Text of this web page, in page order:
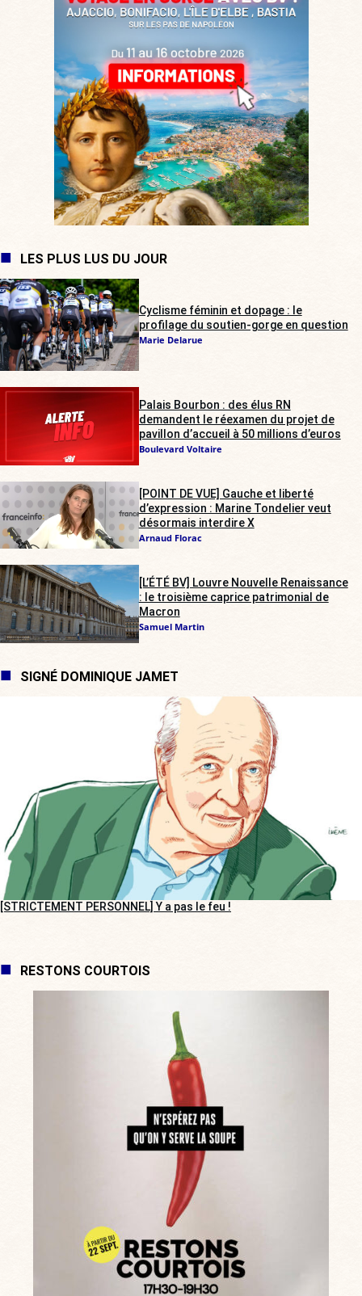
LES PLUS LUS DU JOUR
Cyclisme féminin et dopage : le
profilage du soutien-gorge en question
Marie Delarue
Palais Bourbon : des élus RN
demandent le réexamen du projet de
pavillon d’accueil à 50 millions d’euros
Boulevard Voltaire
[POINT DE VUE] Gauche et liberté
d’expression : Marine Tondelier veut
désormais interdire X
Arnaud Florac
[L’ÉTÉ BV] Louvre Nouvelle Renaissance
: le troisième caprice patrimonial de
Macron
Samuel Martin
SIGNÉ DOMINIQUE JAMET
[STRICTEMENT PERSONNEL] Y a pas le feu !
RESTONS COURTOIS